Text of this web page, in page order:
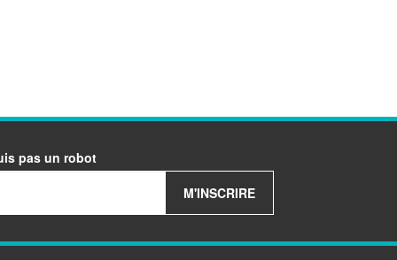
pas un robot
M'INSCRIRE